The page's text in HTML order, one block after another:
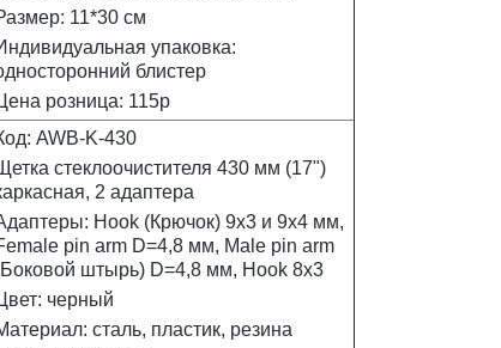
11*30 см
упаковка:
блистер
розница: 115р
AWB-K-430
стеклоочистителя 430 мм (17")
2 адаптера
Hook (Крючок) 9х3 и 9х4 мм,
pin arm D=4,8 мм, Male pin arm
штырь) D=4,8 мм, Hook 8x3
черный
сталь, пластик, резина